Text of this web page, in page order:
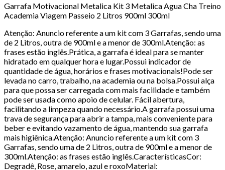
Garrafa Motivacional Metalica Kit 3 Metalica Agua Cha Treino
Academia Viagem Passeio 2 Litros 900ml 300ml
Atenção: Anuncio referente a um kit com 3 Garrafas, sendo uma
de 2 Litros, outra de 900ml e a menor de 300ml.Atenção: as
frases estão inglês.Prática, a garrafa é ideal para se manter
hidratado em qualquer hora e lugar.Possui indicador de
quantidade de água, horários e frases motivacionais!Pode ser
levada no carro, trabalho, na academia ou na bolsa.Possui alça
para que possa ser carregada com mais facilidade e também
pode ser usada como apoio de celular. Fácil abertura,
facilitando a limpeza quando necessário.A garrafa possui uma
trava de segurança para abrir a tampa, mais conveniente para
beber e evitando vazamento de água, mantendo sua garrafa
mais higiênica.Atenção: Anuncio referente a um kit com 3
Garrafas, sendo uma de 2 Litros, outra de 900ml e a menor de
300ml.Atenção: as frases estão inglês.CaracterísticasCor:
Degradê, Rose, amarelo, azul e roxoMaterial: